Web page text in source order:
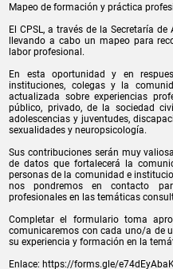
Mapeo de formación y práctica
El CPSL, a través de la Secretaría
llevando a cabo un mapeo para
labor profesional.
En esta oportunidad y en
instituciones, colegas y la
actualizada sobre experiencias
público, privado, de la sociedad
adolescencias y juventudes,
sexualidades y neuropsicología.
Sus contribuciones serán muy
de datos que fortalecerá la
personas de la comunidad e
nos pondremos en contacto
profesionales en las temáticas
Completar el formulario toma
comunicaremos con cada uno/a de
su experiencia y formación en la
Enlace: https://forms.gle/